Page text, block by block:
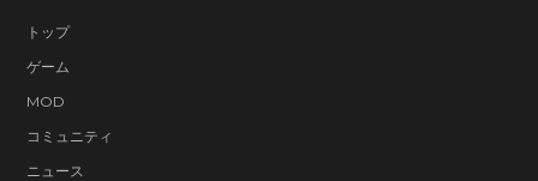
トップ
ゲーム
MOD
コミュニティ
ニュース